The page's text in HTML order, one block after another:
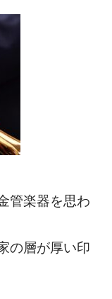
管楽器を思わ
の層が厚い印